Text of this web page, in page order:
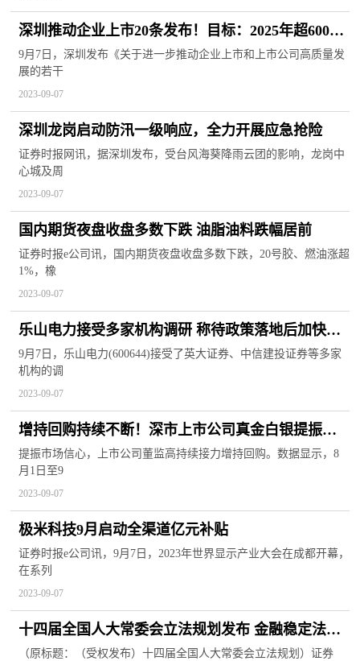
深圳推动企业上市20条发布！目标：2025年超600
家！
9月7日，深圳发布《关于进一步推动企业上市和上市公司高质量发
展的若干
2023-09-07
深圳龙岗启动防汛一级响应，全力开展应急抢险
证券时报网讯，据深圳发布，受台风海葵降雨云团的影响，龙岗中
心城及周
2023-09-07
国内期货夜盘收盘多数下跌 油脂油料跌幅居前
证券时报e公司讯，国内期货夜盘收盘多数下跌，20号胶、燃油涨超
1%，橡
2023-09-07
乐山电力接受多家机构调研 称待政策落地后加快投
建储能项目
9月7日，乐山电力(600644)接受了英大证券、中信建投证券等多家
机构的调
2023-09-07
增持回购持续不断！深市上市公司真金白银提振市
场信心
提振市场信心，上市公司董监高持续接力增持回购。数据显示，8
月1日至9
2023-09-07
极米科技9月启动全渠道亿元补贴
证券时报e公司讯，9月7日，2023年世界显示产业大会在成都开幕，
在系列
2023-09-07
十四届全国人大常委会立法规划发布 金融稳定法已
提请审议
（原标题：（受权发布）十四届全国人大常委会立法规划）证券